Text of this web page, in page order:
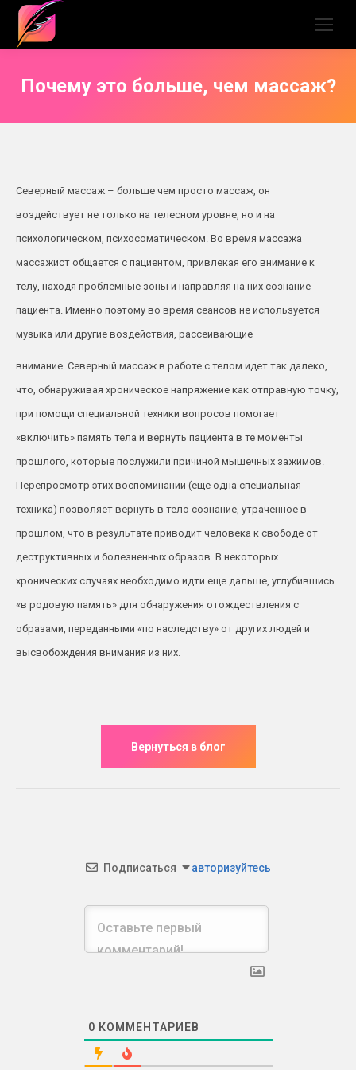
Почему это больше, чем массаж?
Северный массаж – больше чем просто массаж, он
воздействует не только на телесном уровне, но и на
психологическом, психосоматическом. Во время массажа
массажист общается с пациентом, привлекая его внимание к
телу, находя проблемные зоны и направляя на них сознание
пациента. Именно поэтому во время сеансов не используется
музыка или другие воздействия, рассеивающие
внимание. Северный массаж в работе с телом идет так далеко,
что, обнаруживая хроническое напряжение как отправную точку,
при помощи специальной техники вопросов помогает
«включить» память тела и вернуть пациента в те моменты
прошлого, которые послужили причиной мышечных зажимов.
Перепросмотр этих воспоминаний (еще одна специальная
техника) позволяет вернуть в тело сознание, утраченное в
прошлом, что в результате приводит человека к свободе от
деструктивных и болезненных образов. В некоторых
хронических случаях необходимо идти еще дальше, углубившись
«в родовую память» для обнаружения отождествления с
образами, переданными «по наследству» от других людей и
высвобождения внимания из них.
Подписаться авторизуйтесь
0 КОММЕНТАРИЕВ